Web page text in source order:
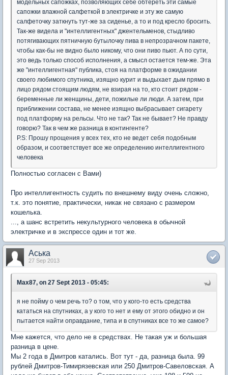
модельных сапожках, позволяющих себе обтереть эти самые
сапожки влажной салфеткой в электричке и эту же самую
салфеточку заткнуть тут-же за сиденье, а то и под кресло бросить.
Так-же видела и "интеллигентных" джентельменов, стыдливо
потягивающих пятничную бутылочку пива в непрозрачном пакете,
чтобы как-бы не видно было никому, что они пиво пьют. А по сути,
это ведь только способ исполнения, а смысл остается тем-же. Эта
же "интеллигентная" публика, стоя на платформе в ожидании
своего любимого спутника, изящно курит и выдыхает дым прямо в
лицо рядом стоящим людям, не взирая на то, кто стоит рядом -
беременные ли женщины, дети, пожилые ли люди. А затем, при
приближении состава, не менее изящно выбрасывает сигарету
под платформу на рельсы. Что не так? Так не бывает? Не правду
говорю? Так в чем же разница в контингенте?
P.S: Прошу прощения у всех тех, кто не ведет себя подобным
образом, и соответствует все же определению интеллигентного
человека
Полностью согласен с Вами)
Про интеллигентность судить по внешнему виду очень сложно,
т.к. это понятие, практически, никак не связано с размером
кошелька.
..., а шанс встретить некультурного человека в обычной
электричке и в экспрессе один и тот же.
Аська
27 Sep 2013
Max87, on 27 Sept 2013 - 05:45:
я не пойму о чем речь то? о том, что у кого-то есть средства
кататься на спутниках, а у кого то нет и ему от этого обидно и он
пытается найти оправдание, типа и в спутниках все то же самое?
Мне кажется, что дело не в средствах. Не такая уж и большая
разница в цене.
Мы 2 года в Дмитров катались. Вот тут - да, разница была. 99
рублей Дмитров-Тимирязевская или 250 Дмитров-Савеловская. А